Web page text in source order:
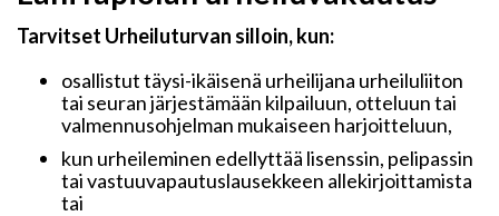
Tarvitset Urheiluturvan silloin, kun:
osallistut täysi-ikäisenä urheilijana urheiluliiton
tai seuran järjestämään kilpailuun, otteluun tai
valmennusohjelman mukaiseen harjoitteluun,
kun urheileminen edellyttää lisenssin, pelipassin
tai vastuuvapautuslausekkeen allekirjoittamista
tai